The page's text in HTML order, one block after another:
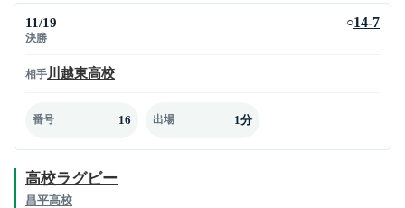
11/19
決勝
○14-7
相手 川越東高校
番号 16 出場 1分
高校ラグビー
昌平高校